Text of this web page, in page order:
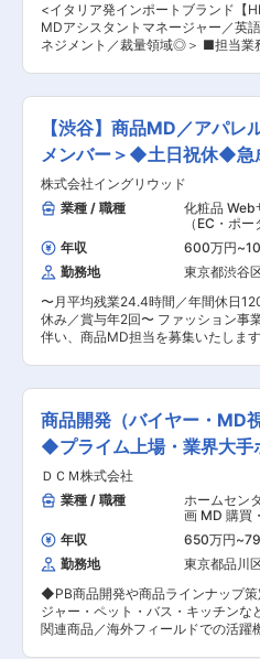
<イタリア発インポートブランド【
MDアシスタントマネージャー／英
ネジメント／裁量領域◎＞ ■担当業務： アウター
す。 ■業務詳細： MD・VMD業務全般を幅広く
ご担当頂きます。 マネージメント業
も携わって頂きます。 ・シーズン
および補充の出荷プラン作成・適正
舗間の商品移動、店舗売上状況のレ
ど ・本国の指示の元で、VMDなどデ
の指示出し等・本国とのメール・電
取りもございます。（英語を使用しま
織構成： 2名（アシスタント担当） ■業務の魅力
・MDとVMD両方を担当し、売上計
を一体で考える経験が積めます。 ・
を通じ、ブランドの世界観・基準に
英語実務に触れられます。 ・2名の
め、日々の業務を運営するマネジメ
られる環境です。 ■ブランドについて： 1948年
イタリア北部のレーザでコートファ
オリティを大切にしながら、決して
なく作品を生み出してきました。常
ァッショントレンドの香りを取り入
存在しない一味違うアイデアのエッ
ニックを表現する本質的なリアルク
しています。 ◎ブランドURL：
http://www.herno.it/index.php/jp/menu ■
帯： ジャケット：130000円〜 ブル
145000円〜 ブルゾン（コート）：
変更の範囲：会社の定める業務
【渋谷】商品MD／アパ
メンバー＞◆土日祝休◆急
株式会社イングリウッド
業種 / 職種
化粧品 Web
（EC・ポ
促進・PR
年収 600万円~
勤務地
東京都渋谷
〜月平均残業24.4時間／年間休日
休み／賞与年2回〜 ファッション事
伴い、商品MD担当を募集いたします。 ■事
普及やライフスタイルの細分化が進
のニーズはよりパーソナライズされ
化し、ファッションECプラットフ
大な支持を得る「ZOZOTOWN」に
を展開。トレンドに敏感なユーザー
の時代にふさわしい新しい購買体験
ます。 ■業務内容： 1〜3ブランドを担当し、他
ポジションと協力して仕事を進めて
す。 担当ブランドの責任者として、
まで深く踏み込んでいただくため、
やりがいのある仕事です。 ＜具体的には＞ ◎予実
マネジメント 予実管理および分析 商
成、発注数値管理 ◎価格マネジメント 目標原価率
に基づいた売価決定、販売後のプラ
の立案実行 競合他社やトレンド比較
競争力分析 ◎販売戦略マネジメント PR戦略と連
商品開発（バイヤー・MD
◆プライム上場・業界大手
商品展開
ＤＣＭ株式会社
業種 / 職種
ホームセン
画 MD 購買
年収
650万円~
勤務地
東京都品川
◆PB商品開発や商品ラインナップ策
ジャー・ペット・バス・キッチンな
関連商品／海外フィールドでの活躍